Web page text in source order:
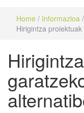
Home / Informazioa /
Hirigintza